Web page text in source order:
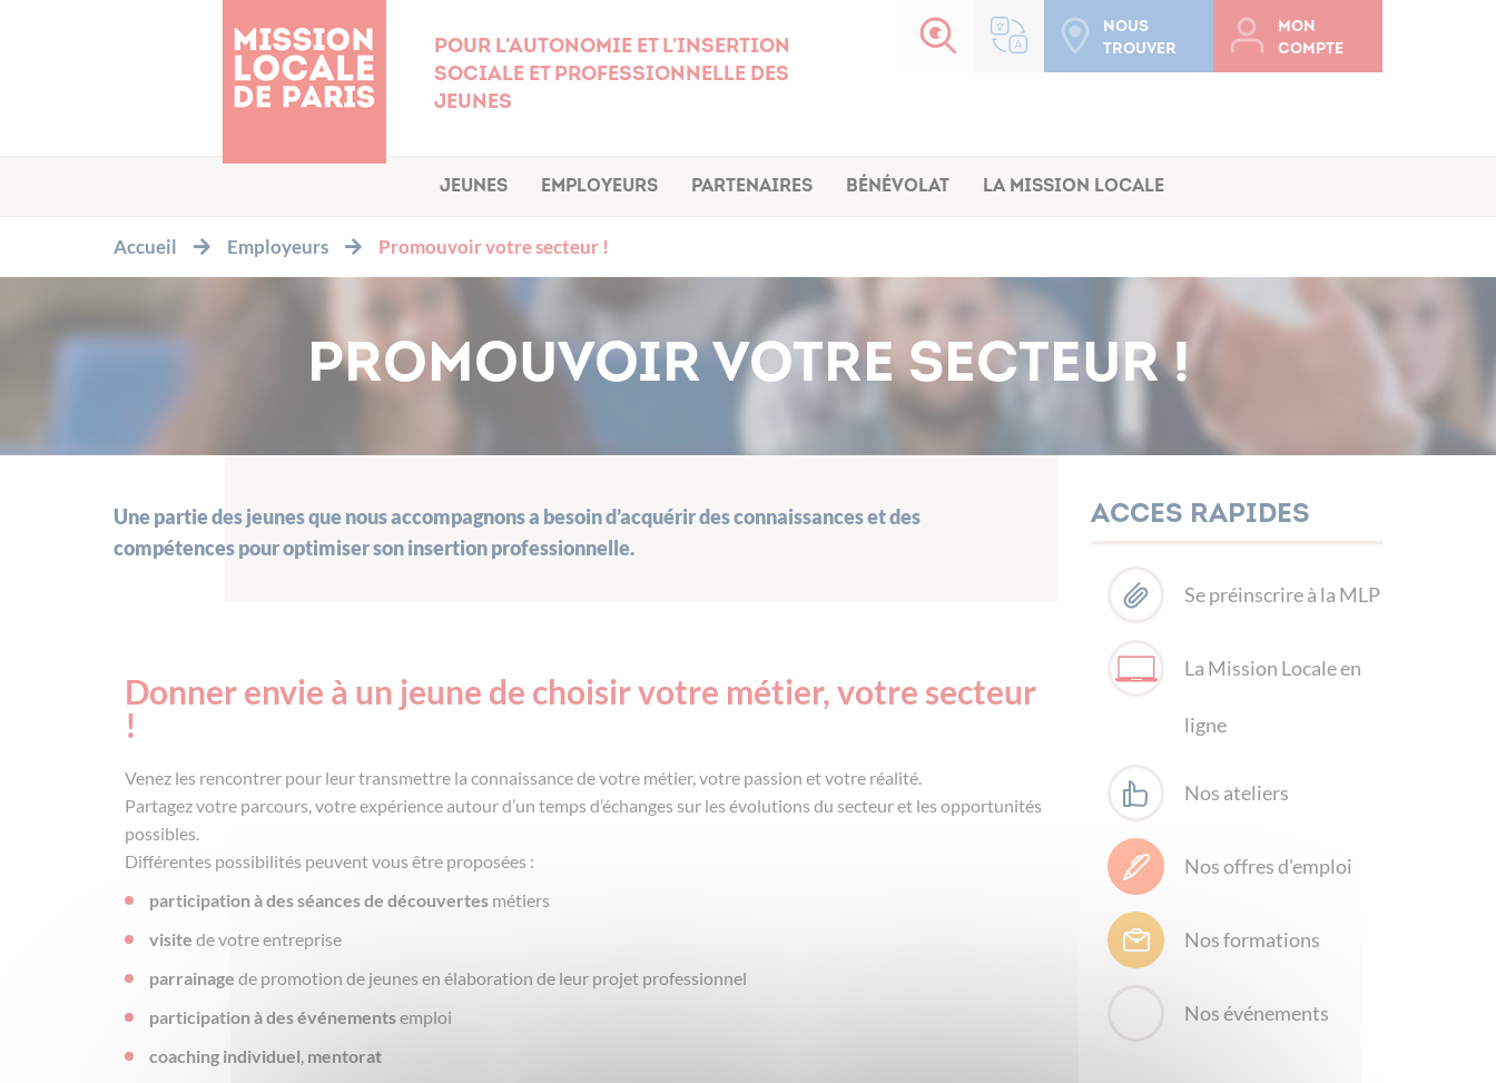
Pour l'autonomie et l'insertion
sociale et professionnelle des
jeunes
Nous
trouver
Mon
compte
Jeunes Employeurs Partenaires Bénévolat La Mission Locale
Accueil Employeurs Promouvoir votre secteur !
PROMOUVOIR VOTRE SECTEUR !
Une partie des jeunes que nous accompagnons a besoin d’acquérir des connaissances et des
compétences pour optimiser son insertion professionnelle.
Donner envie à un jeune de choisir votre métier, votre secteur
!
Venez les rencontrer pour leur transmettre la connaissance de votre métier, votre passion et votre réalité.
Partagez votre parcours, votre expérience autour d’un temps d’échanges sur les évolutions du secteur et les opportunités
possibles.
Différentes possibilités peuvent vous être proposées :
participation à des séances de découvertes métiers
visite de votre entreprise
parrainage de promotion de jeunes en élaboration de leur projet professionnel
participation à des événementsemploi
coaching individuel, mentorat
Acces rapides
Se préinscrire à la MLP
La Mission Locale en
ligne
Nos ateliers
Nos offres d'emploi
Nos formations
Nos événements